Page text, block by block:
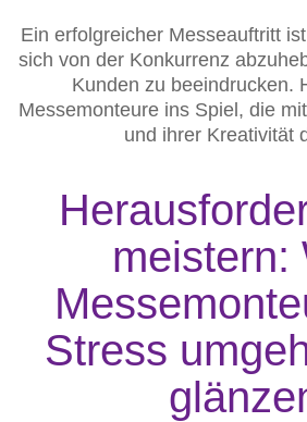
Ein erfolgreicher Messeauftritt
sich von der Konkurrenz
Kunden zu beeindrucken.
Messemonteure ins Spiel, die
und ihrer Kreativität
meistern:
Stress